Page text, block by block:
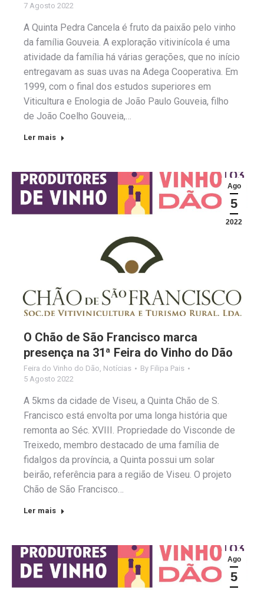
7 Agosto 2022
A Quinta Pedra Cancela é fruto da paixão pelo vinho
da família Gouveia. A exploração vitivinícola é uma
atividade da família há várias gerações, que no início
entregavam as suas uvas na Adega Cooperativa. Em
1999, com o final dos estudos superiores em
Viticultura e Enologia de João Paulo Gouveia, filho
de João Coelho Gouveia,…
Ler mais
Ago
5
2022
O Chão de São Francisco marca
presença na 31ª Feira do Vinho do Dão
Feira do Vinho do Dão, Notícias By Filipa Pais
5 Agosto 2022
A 5kms da cidade de Viseu, a Quinta Chão de S.
Francisco está envolta por uma longa história que
remonta ao Séc. XVIII. Propriedade do Visconde de
Treixedo, membro destacado de uma família de
fidalgos da província, a Quinta possui um solar
beirão, referência para a região de Viseu. O projeto
Chão de São Francisco…
Ler mais
Ago
5